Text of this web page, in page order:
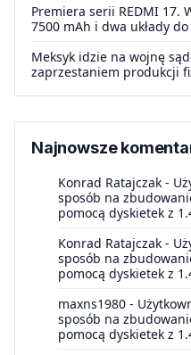
Premiera serii REDMI 17.
7500 mAh i dwa układy
Meksyk idzie na wojnę
zaprzestaniem produkcji
Najnowsze
Konrad Ratajczak -
sposób na
pomocą dyskietek z
Konrad Ratajczak -
sposób na
pomocą dyskietek z
maxns1980 -
sposób na
pomocą dyskietek z